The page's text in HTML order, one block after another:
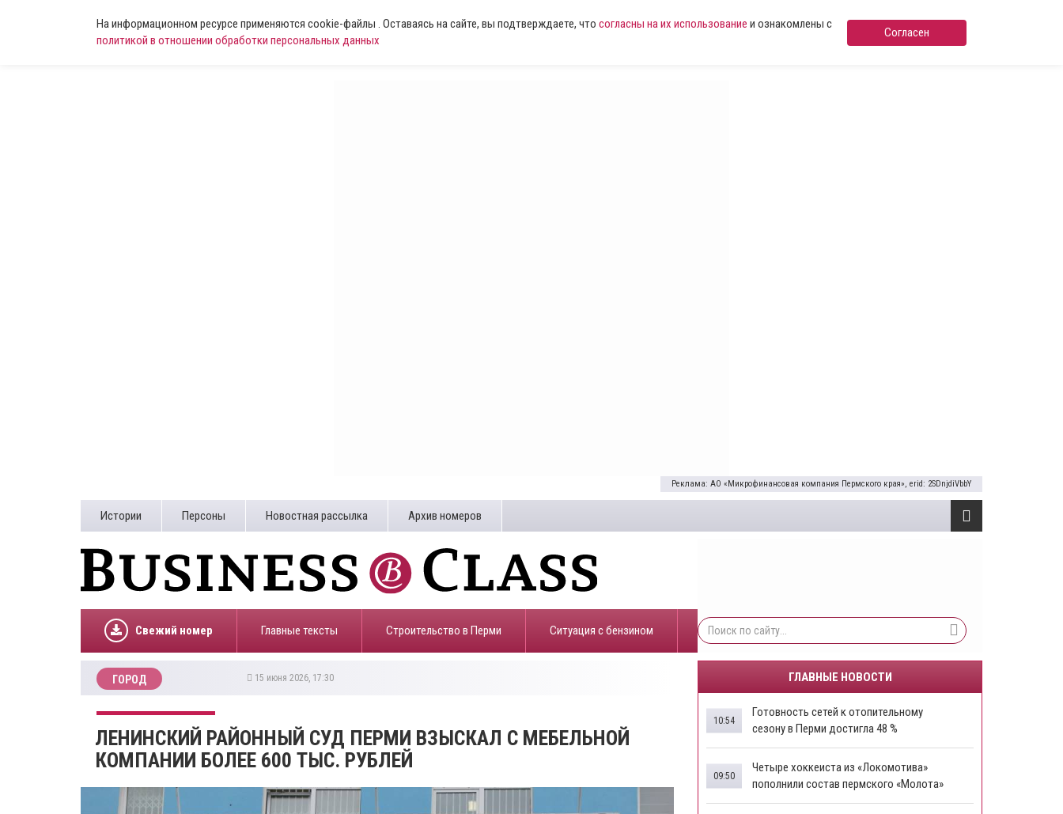
На информационном ресурсе применяются cookie-файлы . Оставаясь на сайте, вы подтверждаете, что согласны на их использование и ознакомлены с
политикой в отношении обработки персональных данных
Согласен
Реклама: АО «Микрофинансовая компания Пермского края», erid: 2SDnjdiVbbY
Истории Персоны Новостная рассылка Архив номеров
Свежий номер Главные тексты Строительство в Перми ​Ситуация с бензином
ГОРОД 15 июня 2026, 17:30
ЛЕНИНСКИЙ РАЙОННЫЙ СУД ПЕРМИ ВЗЫСКАЛ С МЕБЕЛЬНОЙ
КОМПАНИИ БОЛЕЕ 600 ТЫС. РУБЛЕЙ
ГЛАВНЫЕ НОВОСТИ
Готовность сетей к отопительному
сезону в Перми достигла 48 %
10:54
Четыре хоккеиста из «Локомотива»
пополнили состав пермского «Молота»
09:50